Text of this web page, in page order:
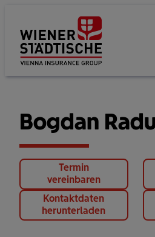
Bogdan
Termin
vereinbaren
Kontaktdaten
herunterladen